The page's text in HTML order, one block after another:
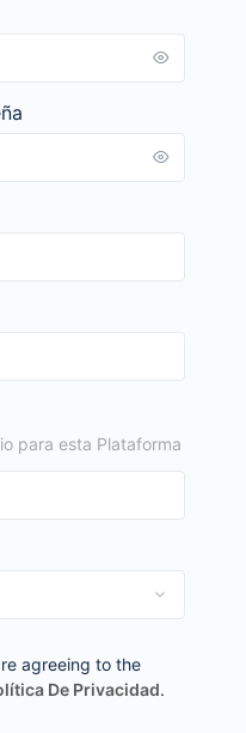
para esta Plataforma
agreeing to the
De Privacidad.